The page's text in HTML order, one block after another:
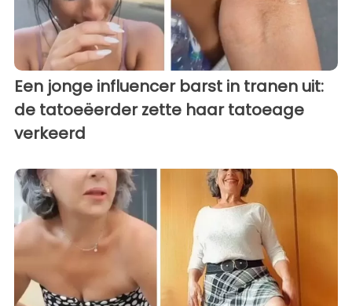
Een jonge influencer barst in tranen uit:
de tatoeëerder zette haar tatoeage
verkeerd